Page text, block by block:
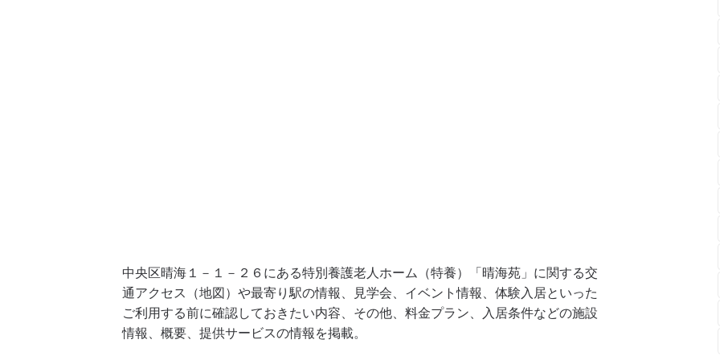
中央区晴海１－１－２６にある特別養護老人ホーム（特養）「晴海苑」に関する交
通アクセス（地図）や最寄り駅の情報、見学会、イベント情報、体験入居といった
ご利用する前に確認しておきたい内容、その他、料金プラン、入居条件などの施設
情報、概要、提供サービスの情報を掲載。